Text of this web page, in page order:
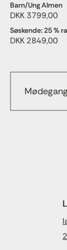
Barn/Ung Almen
DKK 3799,00
Søskende: 25 %
DKK 2849,00